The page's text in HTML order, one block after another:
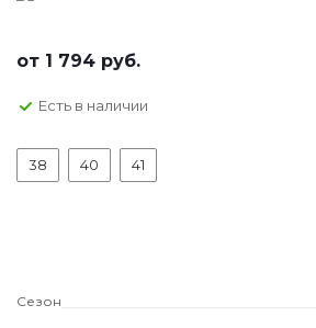
от 1 794 руб.
Есть в наличии
38 40 41
Сезон